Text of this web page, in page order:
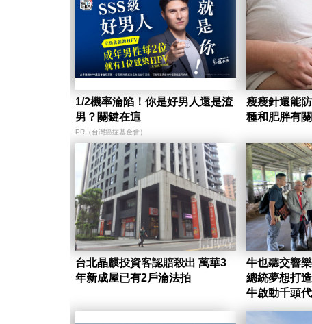
1/2機率淪陷！你是好男人還是渣
男？關鍵在這
PR（台灣癌症基金會）
瘦瘦針還能
種和肥胖有
台北晶麒投資客認賠殺出 萬華3
年新成屋已有2戶淪法拍
牛也聽交響
總統夢想打
牛啟動千頭